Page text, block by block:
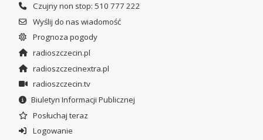
Czujny non stop: 510 777 222
Wyślij do nas wiadomość
Prognoza pogody
radioszczecin.pl
radioszczecinextra.pl
radioszczecin.tv
Biuletyn Informacji Publicznej
Posłuchaj teraz
Logowanie